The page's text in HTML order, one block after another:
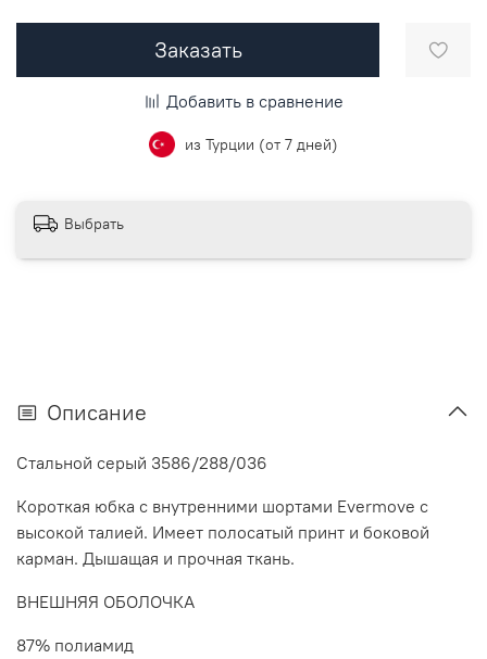
Заказать
Добавить в сравнение
из Турции (от 7 дней)
Выбрать
Описание
Стальной серый 3586/288/036
Короткая юбка с внутренними шортами Evermove с
высокой талией. Имеет полосатый принт и боковой
карман. Дышащая и прочная ткань.
ВНЕШНЯЯ ОБОЛОЧКА
87% полиамид